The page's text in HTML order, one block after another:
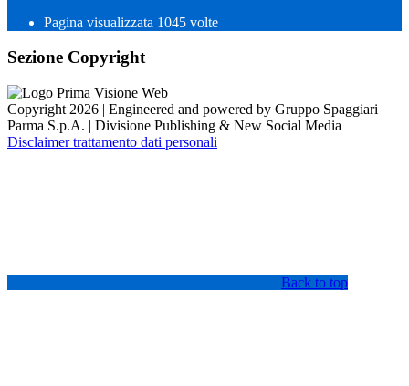
Pagina visualizzata 1045 volte
Sezione Copyright
Copyright 2026 | Engineered and powered by Gruppo Spaggiari
Parma S.p.A. | Divisione Publishing & New Social Media
Disclaimer trattamento dati personali
Back to top